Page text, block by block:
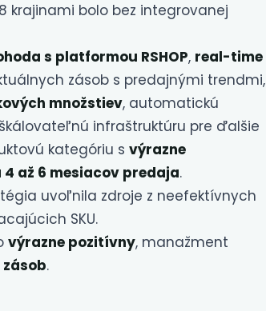
krajinami bolo bez integrovanej
s platformou RSHOP, real-time
zásob s predajnými trendmi,
množstiev, automatickú
infraštruktúru pre ďalšie
kategóriu s výrazne
až 6 mesiacov predaja.
uvoľnila zdroje z neefektívnych
SKU.
výrazne pozitívny, manažment
.